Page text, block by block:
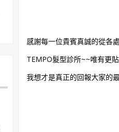
感謝每一位貴賓真誠的從各
TEMPO髮型診所~~唯有更
我想才是真正的回報大家的